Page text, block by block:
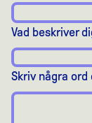
Vad beskriver
Skriv några ord